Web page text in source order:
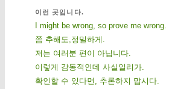
이런 곳입니다.
I might be wrong, so prove me wrong.
쫌 추해도,정밀하게.
저는 여러분 편이 아닙니다.
이렇게 감동적인데 사실일리가.
확인할 수 있다면, 추론하지 맙시다.